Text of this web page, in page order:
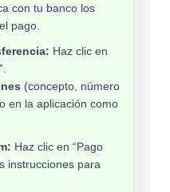
con tu banco los
pago.
Haz clic en
(concepto, número
en la aplicación como
Haz clic en “Pago
instrucciones para